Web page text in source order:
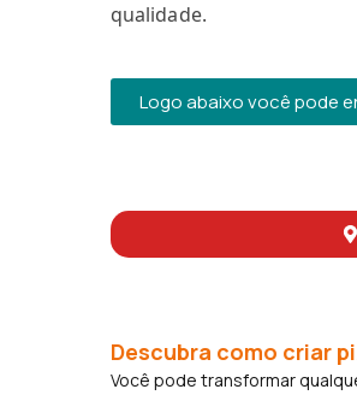
qualidade.
Logo abaixo você pode
Descubra como criar
Você pode transformar